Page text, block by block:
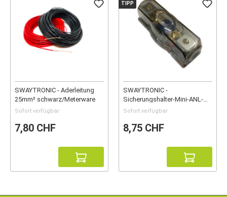
SWAYTRONIC - Aderleitung
25mm² schwarz/Meterware
Sofort verfügbar
7,80 CHF
TIPP
SWAYTRONIC -
Sicherungshalter-Mini-ANL-
150A
Sofort verfügbar
8,75 CHF